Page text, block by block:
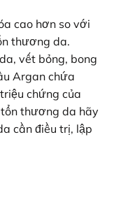
cao hơn so với
thương da.
vết bỏng, bong
Argan chứa
chứng của
thương da hãy
cần điều trị, lập